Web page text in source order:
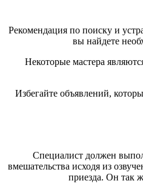
Рекомендация по поиску и
вы найдете
Некоторые мастера
Избегайте объявлений,
Специалист должен
вмешательства исходя из
приезда. Он так